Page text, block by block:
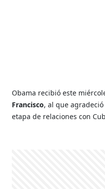
Obama recibió este
Francisco, al que
etapa de relaciones con